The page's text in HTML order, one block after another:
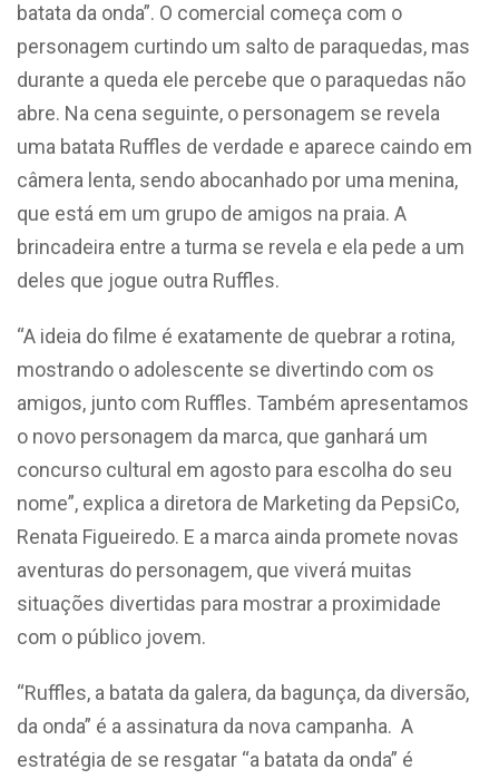
batata da onda”. O comercial começa com o
personagem curtindo um salto de paraquedas, mas
durante a queda ele percebe que o paraquedas não
abre. Na cena seguinte, o personagem se revela
uma batata Ruffles de verdade e aparece caindo em
câmera lenta, sendo abocanhado por uma menina,
que está em um grupo de amigos na praia. A
brincadeira entre a turma se revela e ela pede a um
deles que jogue outra Ruffles.
“A ideia do filme é exatamente de quebrar a rotina,
mostrando o adolescente se divertindo com os
amigos, junto com Ruffles. Também apresentamos
o novo personagem da marca, que ganhará um
concurso cultural em agosto para escolha do seu
nome”, explica a diretora de Marketing da PepsiCo,
Renata Figueiredo. E a marca ainda promete novas
aventuras do personagem, que viverá muitas
situações divertidas para mostrar a proximidade
com o público jovem.
“Ruffles, a batata da galera, da bagunça, da diversão,
da onda” é a assinatura da nova campanha. A
estratégia de se resgatar “a batata da onda” é